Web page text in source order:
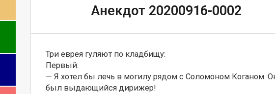
Анекдот 20200916-0002
Три еврея гуляют по кладбищу:
Первый:
— Я хотел бы лечь в могилу рядом с Соломоном Коганом.
был выдающийся дирижер!